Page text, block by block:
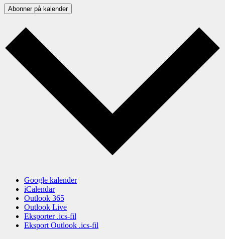
Abonner på kalender
Google kalender
iCalendar
Outlook 365
Outlook Live
Eksporter .ics-fil
Eksport Outlook .ics-fil